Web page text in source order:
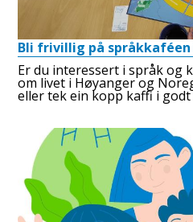
Bli frivillig på språkkaféen
Er du interessert i språk og
om livet i Høyanger og
eller tek ein kopp kaffi i godt